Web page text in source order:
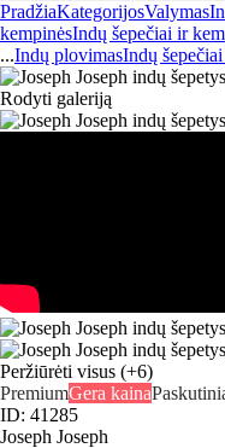
PradžiaKategorijosValymas
kempinėsIndų šepečiai ir
...Indų plovimasIndų
Rodyti galeriją
Peržiūrėti visus (+6)
PremiumGera kaina
ID: 41285
Joseph Joseph